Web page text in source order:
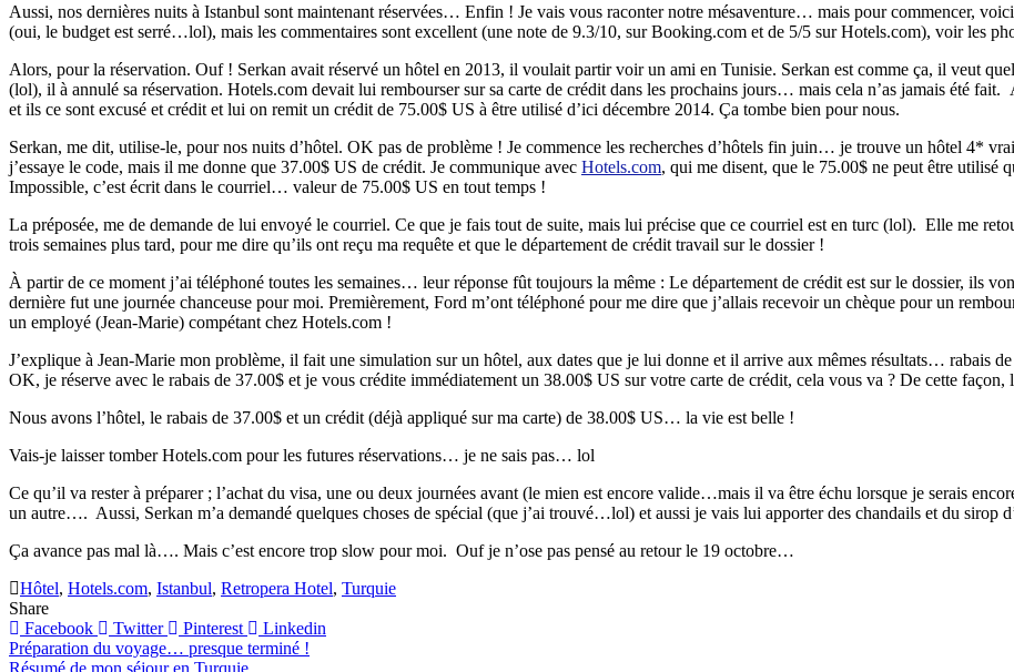
Aussi, nos dernières nuits à Istanbul sont maintenant réservées… Enfin ! Je vais vous raconter notre mésaventure… mais pour commencer,
(oui, le budget est serré…lol), mais les commentaires sont excellent (une note de 9.3/10, sur Booking.com et de 5/5 sur Hotels.com), voir les
Alors, pour la réservation. Ouf ! Serkan avait réservé un hôtel en 2013, il voulait partir voir un ami en Tunisie. Serkan est comme ça, il veut
(lol), il à annulé sa réservation. Hotels.com devait lui rembourser sur sa carte de crédit dans les prochains jours… mais cela n’as jamais été fait.
et ils ce sont excusé et crédit et lui on remit un crédit de 75.00$ US à être utilisé d’ici décembre 2014. Ça tombe bien pour nous.
Serkan, me dit, utilise-le, pour nos nuits d’hôtel. OK pas de problème ! Je commence les recherches d’hôtels fin juin… je trouve un hôtel 4*
j’essaye le code, mais il me donne que 37.00$ US de crédit. Je communique avec Hotels.com, qui me disent, que le 75.00$ ne peut être
Impossible, c’est écrit dans le courriel… valeur de 75.00$ US en tout temps !
La préposée, me de demande de lui envoyé le courriel. Ce que je fais tout de suite, mais lui précise que ce courriel est en turc (lol). Elle me
trois semaines plus tard, pour me dire qu’ils ont reçu ma requête et que le département de crédit travail sur le dossier !
À partir de ce moment j’ai téléphoné toutes les semaines… leur réponse fût toujours la même : Le département de crédit est sur le dossier, ils
dernière fut une journée chanceuse pour moi. Premièrement, Ford m’ont téléphoné pour me dire que j’allais recevoir un chèque pour un
un employé (Jean-Marie) compétant chez Hotels.com !
J’explique à Jean-Marie mon problème, il fait une simulation sur un hôtel, aux dates que je lui donne et il arrive aux mêmes résultats… rabais
OK, je réserve avec le rabais de 37.00$ et je vous crédite immédiatement un 38.00$ US sur votre carte de crédit, cela vous va ? De cette
Nous avons l’hôtel, le rabais de 37.00$ et un crédit (déjà appliqué sur ma carte) de 38.00$ US… la vie est belle !
Vais-je laisser tomber Hotels.com pour les futures réservations… je ne sais pas… lol
Ce qu’il va rester à préparer ; l’achat du visa, une ou deux journées avant (le mien est encore valide…mais il va être échu lorsque je serais
un autre…. Aussi, Serkan m’a demandé quelques choses de spécial (que j’ai trouvé…lol) et aussi je vais lui apporter des chandails et du sirop
Ça avance pas mal là…. Mais c’est encore trop slow pour moi. Ouf je n’ose pas pensé au retour le 19 octobre…
Hôtel, Hotels.com, Istanbul, Retropera Hotel, Turquie
Share
Facebook
Twitter Pinterest Linkedin
Navigation
Préparation du voyage… presque terminé !
Résumé de mon séjour en Turquie